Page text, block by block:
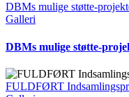
DBMs mulige støtte-
Galleri
DBMs mulige støtte-
FULDFØRT